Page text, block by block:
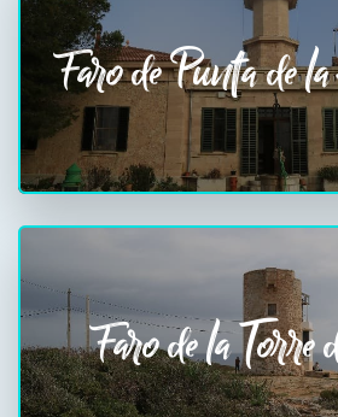
Faro de Punta de
Faro de la Torre